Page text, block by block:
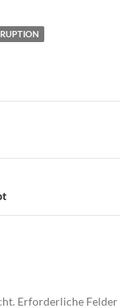
Erforderliche Felder